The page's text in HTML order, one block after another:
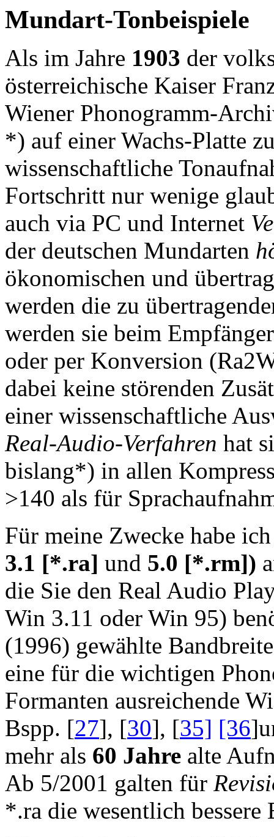
Mundart-Tonbeispiele
Als im Jahre 1903 der
österreichische Kaiser
Wiener Phonogramm-
*) auf einer Wachs-Platte
wissenschaftliche
Fortschritt nur wenige
auch via PC und Internet
der deutschen Mundarten
ökonomischen und
werden die zu
werden sie beim
oder per Konversion
dabei keine störenden
einer wissenschaftliche
Real-Audio-Verfahren hat
bislang*) in allen
>140 als für
Für meine Zwecke habe
3.1 [*.ra] und 5.0 [*.rm])
die Sie den Real Audio
Win 3.11 oder Win 95)
(1996) gewählte
eine für die wichtigen
Formanten ausreichende
Bspp. [27], [30], [35] [36
mehr als 60 Jahre alte
Ab 5/2001 galten für
*.ra die wesentlich